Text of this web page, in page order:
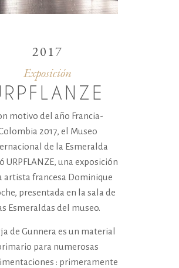
2017
Exposición
motivo del año Francia-
2017, el Museo
de la Esmeralda
URPFLANZE, una exposición
artista francesa Dominique
presentada en la sala de
Esmeraldas del museo.
de Gunnera es un material
para numerosas
: primeramente